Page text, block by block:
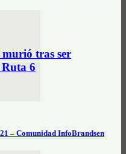
– Comunidad InfoBrandsen
tras ser
6